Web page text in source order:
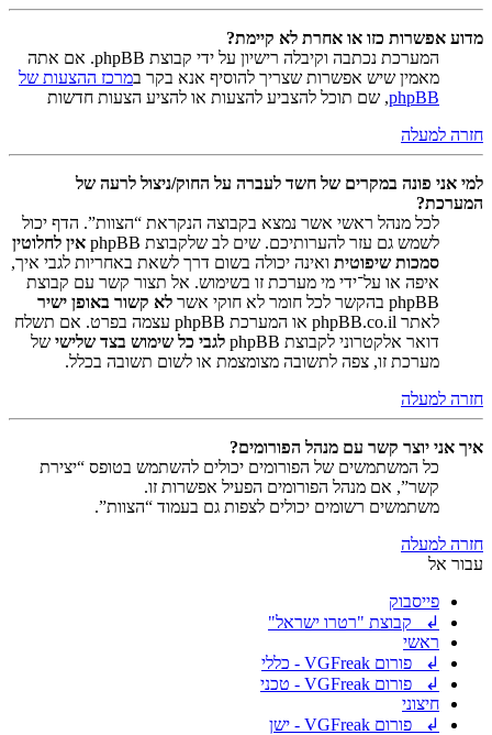
מדוע אפשרות כזו או אחרת לא קיימת?
המערכת נכתבה וקיבלה רישיון על ידי קבוצת phpBB. אם אתה
מאמין שיש אפשרות שצריך להוסיף אנא בקר במרכז ההצעות של
phpBB, שם תוכל להצביע להצעות או להציע הצעות חדשות
חזרה למעלה
למי אני פונה במקרים של חשד לעברה על החוק/ניצול לרעה של
המערכת?
לכל מנהל ראשי אשר נמצא בקבוצה הנקראת “הצוות”. הדף יכול
לשמש גם עזר להערותיכם. שים לב שלקבוצת phpBB
אין לחלוטין
סמכות שיפוטית ואינה יכולה בשום דרך לשאת באחריות לגבי איך,
איפה או על־ידי מי מערכת זו בשימוש. אל תצור קשר עם קבוצת
phpBB בהקשר לכל חומר לא חוקי אשר
לא קשור באופן ישיר
לאתר phpBB.co.il או המערכת phpBB עצמה בפרט. אם תשלח
דואר אלקטרוני לקבוצת phpBB
לגבי כל שימוש בצד שלישי של
מערכת זו, צפה לתשובה מצומצמת או לשום תשובה בכלל.
חזרה למעלה
איך אני יוצר קשר עם מנהל הפורומים?
כל המשתמשים של הפורומים יכולים להשתמש בטופס “יצירת
קשר”, אם מנהל הפורומים הפעיל אפשרות זו.
משתמשים רשומים יכולים לצפות גם בעמוד “הצוות”.
חזרה למעלה
עבור אל
פייסבוק
↲ קבוצת "רטרו ישראל"
ראשי
↲ פורום VGFreak - כללי
↲ פורום VGFreak - טכני
חיצוני
↲ פורום VGFreak - ישן